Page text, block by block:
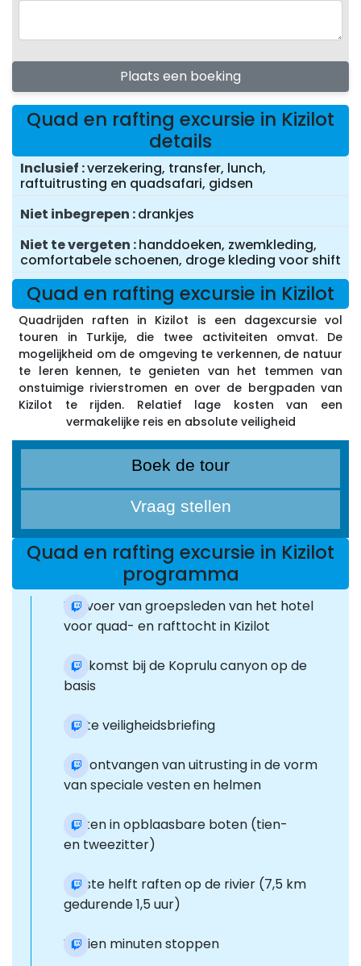
Plaats een boeking
Quad en rafting excursie in Kizilot
details
Inclusief verzekering, transfer, lunch,
raftuitrusting en quadsafari, gidsen
Niet inbegrepen drankjes
Niet te vergeten handdoeken, zwemkleding,
comfortabele schoenen, droge kleding voor shift
Quad en rafting excursie in Kizilot
Quadrijden raften in Kizilot is een dagexcursie vol
touren in Turkije, die twee activiteiten omvat. De
mogelijkheid om de omgeving te verkennen, de natuur
te leren kennen, te genieten van het temmen van
onstuimige rivierstromen en over de bergpaden van
Kizilot te rijden. Relatief lage kosten van een
vermakelijke reis en absolute veiligheid
Boek de tour
Vraag stellen
Quad en rafting excursie in Kizilot
programma
Vervoer van groepsleden van het hotel
voor quad- en rafttocht in Kizilot
Aankomst bij de Koprulu canyon op de
basis
Korte veiligheidsbriefing
Het ontvangen van uitrusting in de vorm
van speciale vesten en helmen
Raften in opblaasbare boten (tien-
en tweezitter)
Eerste helft raften op de rivier (7,5 km
gedurende 1,5 uur)
Vijftien minuten stoppen